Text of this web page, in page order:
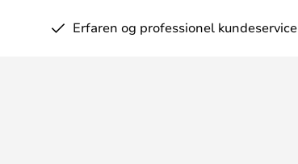
Erfaren og professionel kundeservice